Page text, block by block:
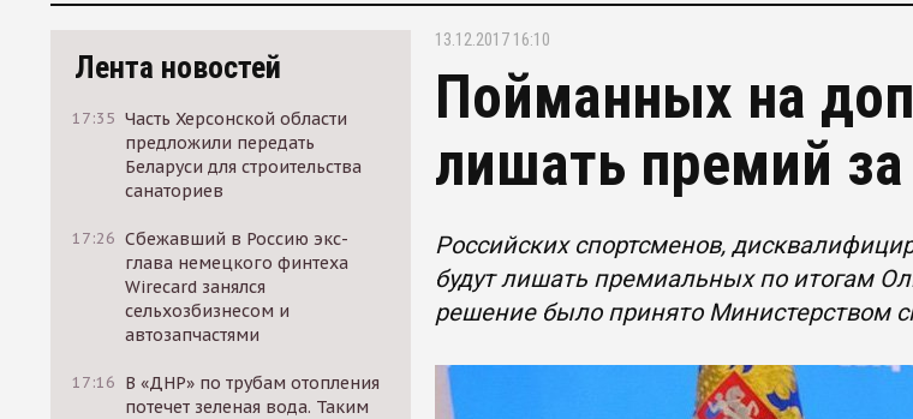
Лента новостей
17:35 Часть Херсонской области
предложили передать
Беларуси для строительства
санаториев
17:26 Сбежавший в Россию экс-
глава немецкого финтеха
Wirecard занялся
сельхозбизнесом и
автозапчастями
17:16 В «ДНР» по трубам отопления
потечет зеленая вода. Таким
13.12.2017 16:10
Пойманных на
лишать премий
Российских спортсменов,
будут лишать премиальных по итогам
решение было принято Министерством